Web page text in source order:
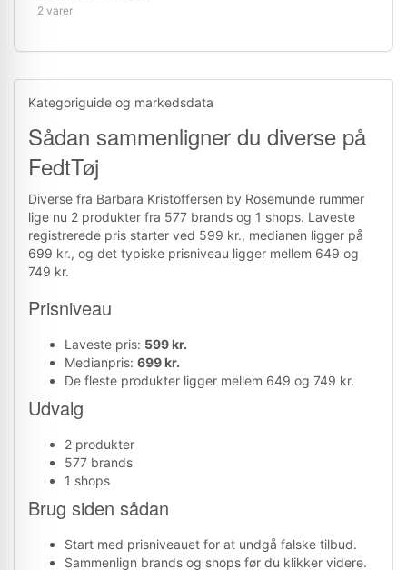
2 varer
Kategoriguide og markedsdata
Sådan sammenligner du diverse på
FedtTøj
Diverse fra Barbara Kristoffersen by Rosemunde rummer
lige nu 2 produkter fra 577 brands og 1 shops. Laveste
registrerede pris starter ved 599 kr., medianen ligger på
699 kr., og det typiske prisniveau ligger mellem 649 og
749 kr.
Prisniveau
Laveste pris: 599 kr.
Medianpris: 699 kr.
De fleste produkter ligger mellem 649 og 749 kr.
Udvalg
2 produkter
577 brands
1 shops
Brug siden sådan
Start med prisniveauet for at undgå falske tilbud.
Sammenlign brands og shops før du klikker videre.